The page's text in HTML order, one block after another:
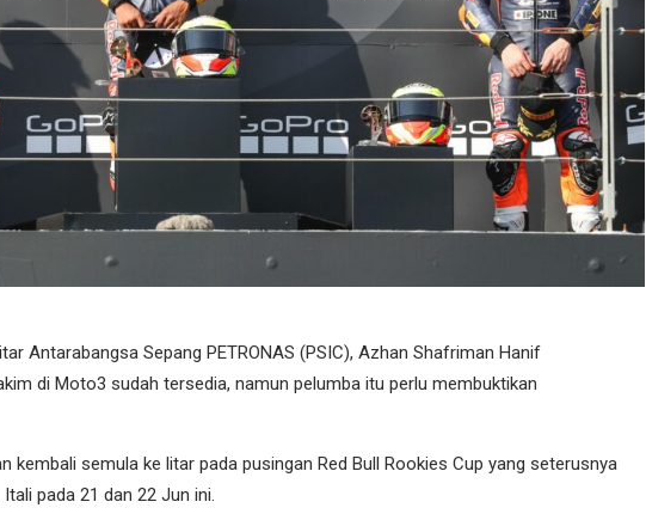
Antarabangsa Sepang PETRONAS (PSIC), Azhan Shafriman Hanif
di Moto3 sudah tersedia, namun pelumba itu perlu membuktikan
kembali semula ke litar pada pusingan Red Bull Rookies Cup yang seterusnya
pada 21 dan 22 Jun ini.